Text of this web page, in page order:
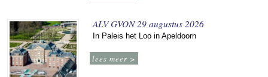
ALV GVON 29 augustus 2026
In Paleis het Loo in Apeldoorn
lees meer >